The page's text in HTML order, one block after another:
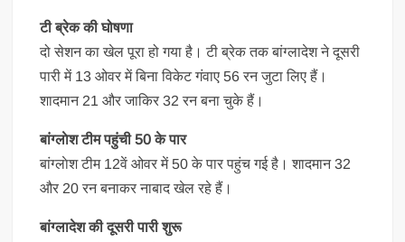
टी ब्रेक की घोषणा
दो सेशन का खेल पूरा हो गया है। टी ब्रेक तक बांग्लादेश ने दूसरी
पारी में 13 ओवर में बिना विकेट गंवाए 56 रन जुटा लिए हैं।
शादमान 21 और जाकिर 32 रन बना चुके हैं।
बांग्लाेश टीम पहुंची 50 के पार
बांग्लाेश टीम 12वें ओवर में 50 के पार पहुंच गई है। शादमान 32
और 20 रन बनाकर नाबाद खेल रहे हैं।
बांग्लादेश की दूसरी पारी शुरू